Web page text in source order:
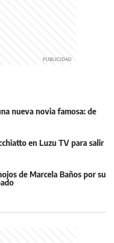
nueva novia famosa: de
en Luzu TV para salir
de Marcela Baños por su